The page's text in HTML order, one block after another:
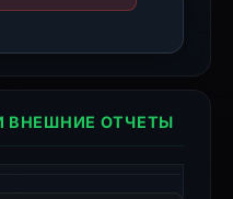
ВНЕШНИЕ ОТЧЕТЫ